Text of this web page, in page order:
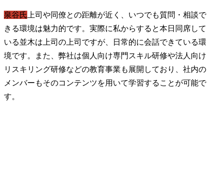
泉谷氏 上司や同僚との距離が近く、いつでも質問・相談で
きる環境は魅力的です。実際に私からすると本日同席して
いる並木は上司の上司ですが、日常的に会話できている環
境です。また、弊社は個人向け専門スキル研修や法人向け
リスキリング研修などの教育事業も展開しており、社内の
メンバーもそのコンテンツを用いて学習することが可能で
す。